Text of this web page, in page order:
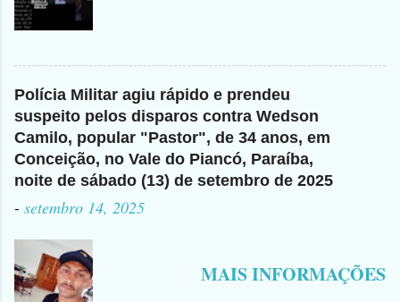
Polícia Militar agiu rápido e prendeu
suspeito pelos disparos contra Wedson
Camilo, popular "Pastor", de 34 anos, em
Conceição, no Vale do Piancó, Paraíba,
noite de sábado (13) de setembro de 2025
- setembro 14, 2025
MAIS INFORMAÇÕES